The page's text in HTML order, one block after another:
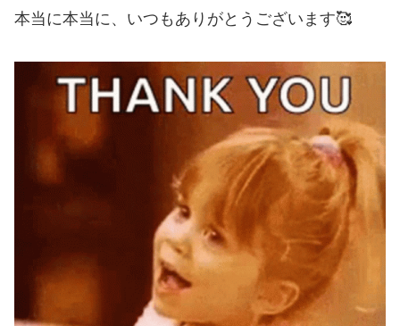
本当に本当に、いつもありがとうございます🥰